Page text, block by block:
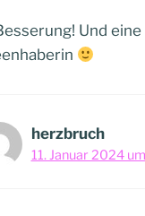
Und
herzbruch
11. Januar 2024